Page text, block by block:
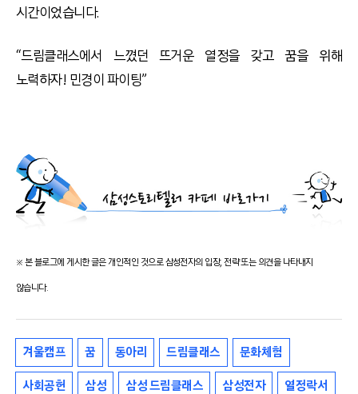
시간이었습니다.
“드림클래스에서 느꼈던 뜨거운 열정을 갖고 꿈을 위해
노력하자! 민경이 파이팅”
※ 본 블로그에 게시한 글은 개인적인 것으로 삼성전자의 입장, 전략 또는 의견을 나타내지
않습니다.
겨울캠프 꿈 동아리 드림클래스 문화체험
사회공헌 삼성 삼성 드림클래스 삼성전자 열정락서